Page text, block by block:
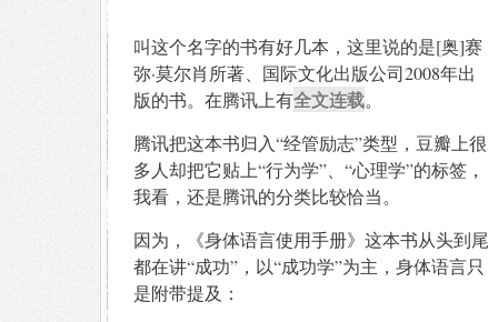
叫这个名字的书有好几本，这里说的是[奥]赛
弥·莫尔肖所著、国际文化出版公司2008年出
版的书。在腾讯上有全文连载。
腾讯把这本书归入“经管励志”类型，豆瓣上很
多人却把它贴上“行为学”、“心理学”的标签，
我看，还是腾讯的分类比较恰当。
因为，《身体语言使用手册》这本书从头到尾
都在讲“成功”，以“成功学”为主，身体语言只
是附带提及：